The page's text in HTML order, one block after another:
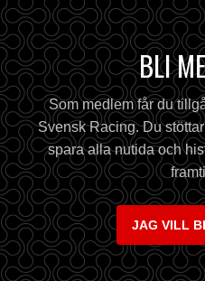
BLI
Som medlem får du
Svensk Racing. Du
spara alla nutida och
JAG VILL